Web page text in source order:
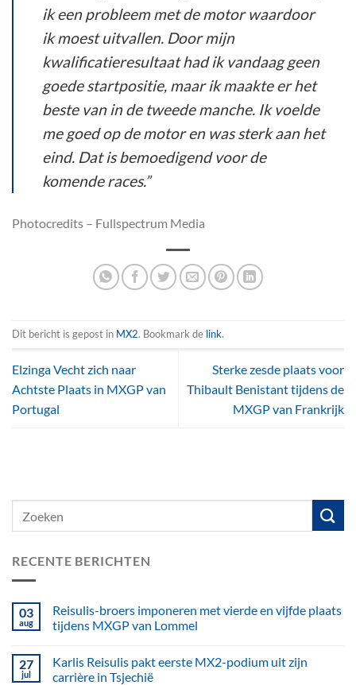
ik een probleem met de motor waardoor
ik moest uitvallen. Door mijn
kwalificatieresultaat had ik vandaag geen
goede startpositie, maar ik maakte er het
beste van in de tweede manche. Ik voelde
me goed op de motor en was sterk aan het
eind. Dat is bemoedigend voor de
komende races.”
Photocredits – Fullspectrum Media
Dit bericht is gepost in MX2. Bookmark de link.
Elzinga Vecht zich naar
Achtste Plaats in MXGP van
Portugal
Sterke zesde plaats voor
Thibault Benistant tijdens de
MXGP van Frankrijk
RECENTE BERICHTEN
03
aug
Reisulis-broers imponeren met vierde en vijfde plaats
tijdens MXGP van Lommel
27
jul
Karlis Reisulis pakt eerste MX2-podium uit zijn
carrière in Tsjechië